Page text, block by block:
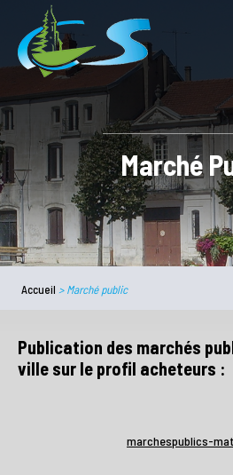
Marché
Accueil >Marché public
Publication des marchés
ville sur le profil acheteurs :
marchespublics-